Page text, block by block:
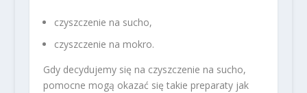
czyszczenie na sucho,
czyszczenie na mokro.
Gdy decydujemy się na czyszczenie na sucho,
pomocne mogą okazać się takie preparaty jak